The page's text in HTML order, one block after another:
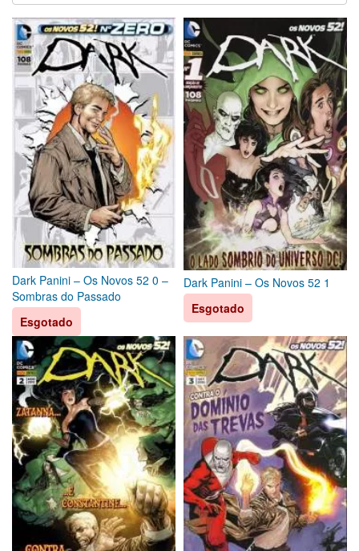
Dark Panini – Os Novos 52 0 –
Sombras do Passado
Esgotado
Dark Panini – Os Novos 52 1
Esgotado